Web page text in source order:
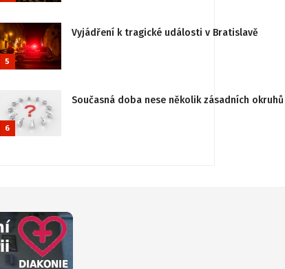
5
Vyjádření k tragické události v Bratislavě
6
Současná doba nese několik zásadních